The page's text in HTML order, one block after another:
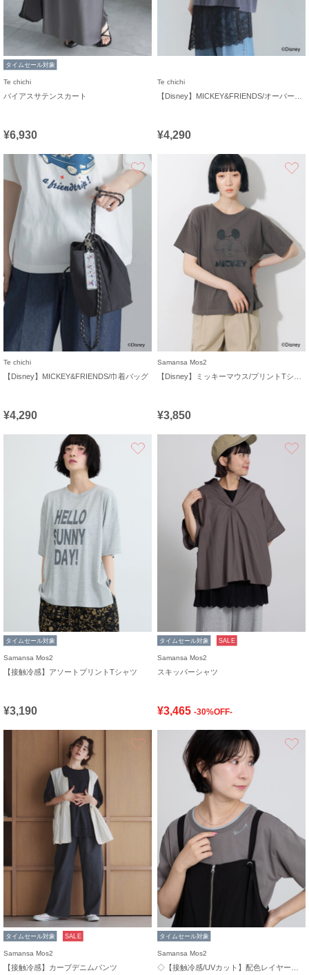
タイムセール対象
Te chichi
バイアスサテンスカート
¥6,930
Te chichi
¥4,290
お気に入り
Te chichi
【Disney】MICKEY&FRIENDS/巾着バッグ
¥4,290
Samansa Mos2
¥3,850
タイムセール対象
Samansa Mos2
【接触冷感】アソートプリントTシャツ
¥3,190
タイムセール対象 SALE
Samansa Mos2
スキッパーシャツ
¥3,465 -30%OFF-
お気に入り
タイムセール対象 SALE
Samansa Mos2
【接触冷感】カーブデニムパンツ
タイムセール対象
Samansa Mos2